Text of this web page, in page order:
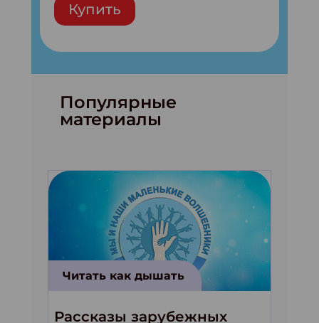
Купить
Популярные
материалы
Читать как дышать
Рассказы зарубежных